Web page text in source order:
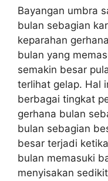
Bayangan umbra
bulan sebagian
keparahan
bulan yang
semakin besar
terlihat gelap. Hal
berbagai tingkat
gerhana bulan
bulan sebagian
besar terjadi
bulan memasuki
menyisakan